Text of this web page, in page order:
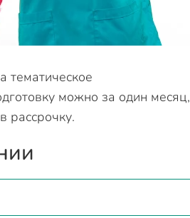
тематическое
можно за один месяц,
рассрочку.